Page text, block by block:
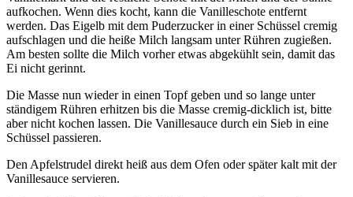
aufkochen. Wenn dies kocht, kann die Vanilleschote entfernt
werden. Das Eigelb mit dem Puderzucker in einer Schüssel cremig
aufschlagen und die heiße Milch langsam unter Rühren zugießen.
Am besten sollte die Milch vorher etwas abgekühlt sein, damit das
Ei nicht gerinnt.
Die Masse nun wieder in einen Topf geben und so lange unter
ständigem Rühren erhitzen bis die Masse cremig-dicklich ist, bitte
aber nicht kochen lassen. Die Vanillesauce durch ein Sieb in eine
Schüssel passieren.
Den Apfelstrudel direkt heiß aus dem Ofen oder später kalt mit der
Vanillesauce servieren.